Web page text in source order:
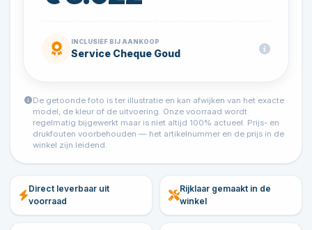
INCLUSIEF BIJ AANKOOP
Service Cheque Goud
De getoonde foto is ter illustratie en kan afwijken van het exacte
model, de kleur of de uitvoering. Onze voorraad wordt
regelmatig bijgewerkt maar is niet altijd 100% actueel. Prijs- en
drukfouten voorbehouden — het artikelnummer en de prijs in de
winkel zijn leidend.
Direct leverbaar uit
voorraad
Rijklaar gemaakt in de
winkel